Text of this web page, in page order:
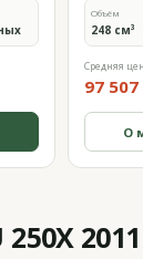
Объём
248 см³
Средняя
97 507
О
2011